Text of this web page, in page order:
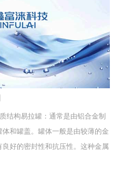
结构易拉罐：通常是由铝合金制
和罐盖。罐体一般是由较薄的金
好的密封性和抗压性。这种金属